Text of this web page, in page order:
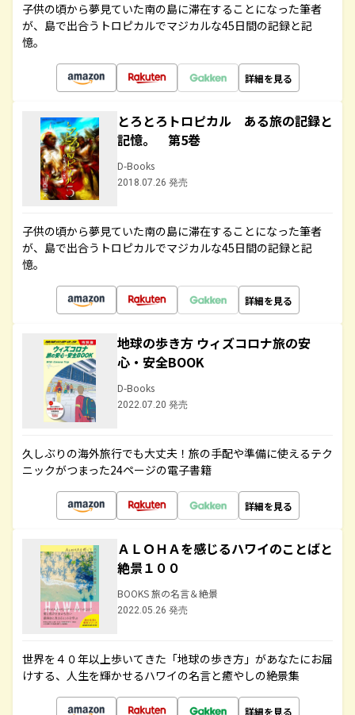
子供の頃から夢見ていた南の島に滞在することになった筆者
が、島で出合うトロピカルでマジカルな45日間の記録と記
憶。
詳細を見る
とろとろトロピカル ある旅の記録と
記憶。 第5巻
D-Books
2018.07.26 発売
子供の頃から夢見ていた南の島に滞在することになった筆者
が、島で出合うトロピカルでマジカルな45日間の記録と記
憶。
詳細を見る
地球の歩き方 ウィズコロナ旅の安
心・安全BOOK
D-Books
2022.07.20 発売
久しぶりの海外旅行でも大丈夫！旅の手配や準備に使えるテク
ニックがつまった24ページの電子書籍
詳細を見る
ＡＬＯＨＡを感じるハワイのことばと
絶景１００
BOOKS 旅の名言＆絶景
2022.05.26 発売
世界を４０年以上歩いてきた「地球の歩き方」があなたにお届
けする、人生を輝かせるハワイの名言と癒やしの絶景集
詳細を見る